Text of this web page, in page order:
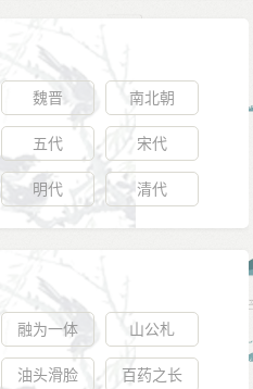
魏晋 南北朝
五代 宋代
明代 清代
融为一体 山公札
油头滑脸 百药之长